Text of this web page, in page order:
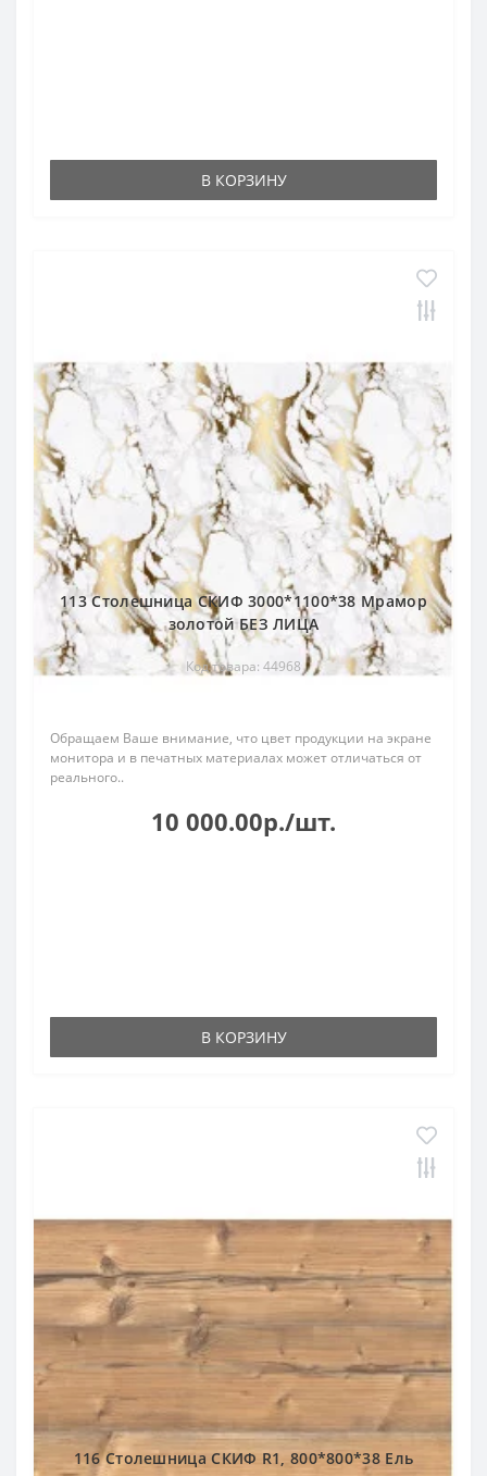
В КОРЗИНУ
113 Столешница СКИФ 3000*1100*38 Мрамор
золотой БЕЗ ЛИЦА
Код товара: 44968
Обращаем Ваше внимание, что цвет продукции на экране
монитора и в печатных материалах может отличаться от
реального..
10 000.00р./шт.
В КОРЗИНУ
116 Столешница СКИФ R1, 800*800*38 Ель